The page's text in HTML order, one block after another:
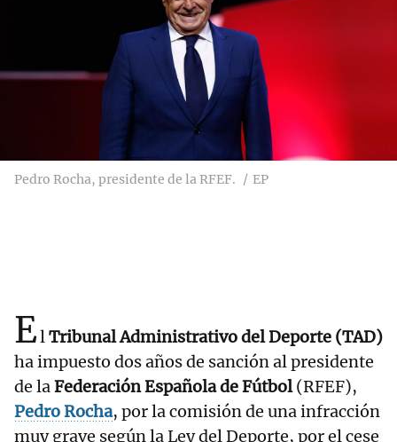
Pedro Rocha, presidente de la RFEF. EP
ElTribunal Administrativo del Deporte (TAD)
ha impuesto dos años de sanción al presidente
de laFederación Española de Fútbol(RFEF),
Pedro Rocha, por la comisión de una infracción
muy grave según la Ley del Deporte, por el cese